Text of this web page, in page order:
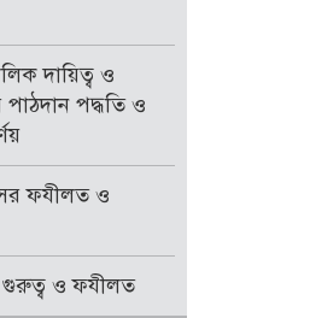
দায়িত্ব ও
পাঠদান পদ্ধতি ও
ফযীলত ও
গুরুত্ব ও ফযীলত